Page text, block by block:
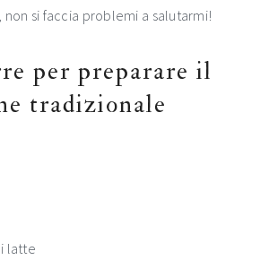
si faccia problemi a salutarmi!
per preparare il
tradizionale
latte